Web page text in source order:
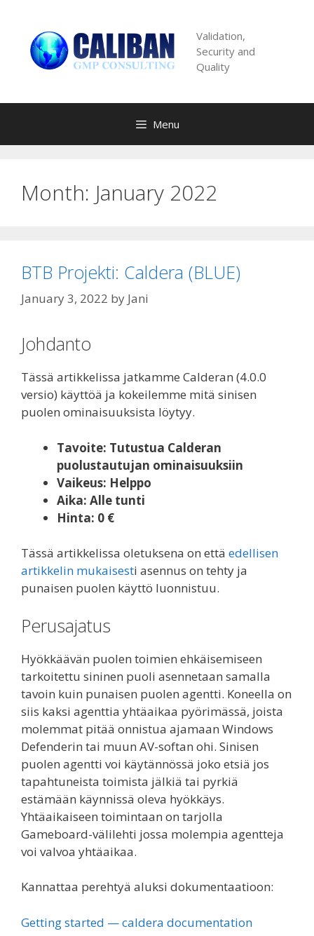
content
Validation,
Security and
Quality
Menu
Month: January 2022
BTB Projekti: Caldera (BLUE)
January 3, 2022 by Jani
Johdanto
Tässä artikkelissa jatkamme Calderan (4.0.0
versio) käyttöä ja kokeilemme mitä sinisen
puolen ominaisuuksista löytyy.
Tavoite: Tutustua Calderan
puolustautujan ominaisuuksiin
Vaikeus: Helppo
Aika: Alle tunti
Hinta: 0 €
Tässä artikkelissa oletuksena on että edellisen
artikkelin mukaisesti asennus on tehty ja
punaisen puolen käyttö luonnistuu.
Perusajatus
Hyökkäävän puolen toimien ehkäisemiseen
tarkoitettu sininen puoli asennetaan samalla
tavoin kuin punaisen puolen agentti. Koneella on
siis kaksi agenttia yhtäaikaa pyörimässä, joista
molemmat pitää onnistua ajamaan Windows
Defenderin tai muun AV-softan ohi. Sinisen
puolen agentti voi käytännössä joko etsiä jos
tapahtuneista toimista jälkiä tai pyrkiä
estämään käynnissä oleva hyökkäys.
Yhtäaikaiseen toimintaan on tarjolla
Gameboard-välilehti jossa molempia agentteja
voi valvoa yhtäaikaa.
Kannattaa perehtyä aluksi dokumentaatioon:
Getting started — caldera documentation